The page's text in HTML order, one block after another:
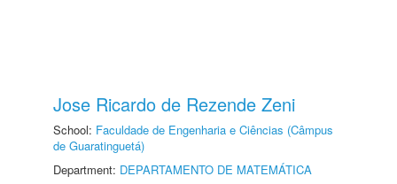
Jose Ricardo de Rezende Zeni
School: Faculdade de Engenharia e Ciências (Câmpus
de Guaratinguetá)
Department: DEPARTAMENTO DE MATEMÁTICA